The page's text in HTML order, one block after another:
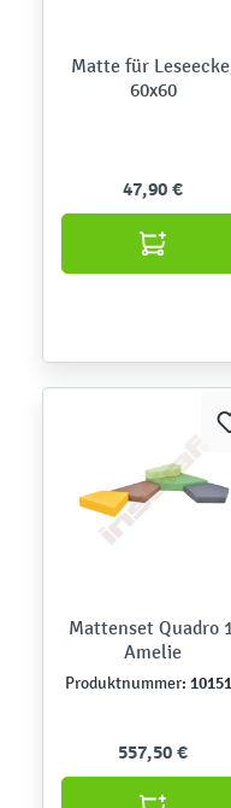
Matte für
60x60
47,90 €
Mattenset Quadro
Amelie
Produktnummer:
557,50 €